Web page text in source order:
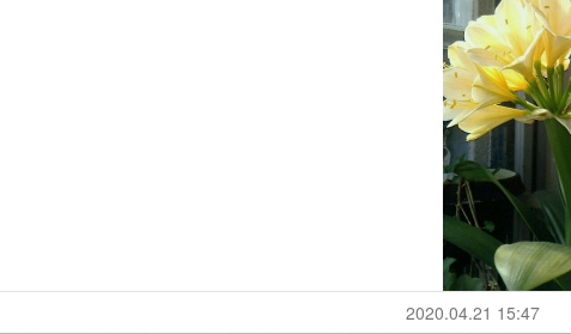
2020.04.21 15:47